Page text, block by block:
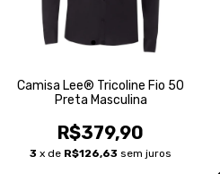
Camisa Lee® Tricoline Fio 50
Preta Masculina
R$379,90
3 x de R$126,63 sem juros